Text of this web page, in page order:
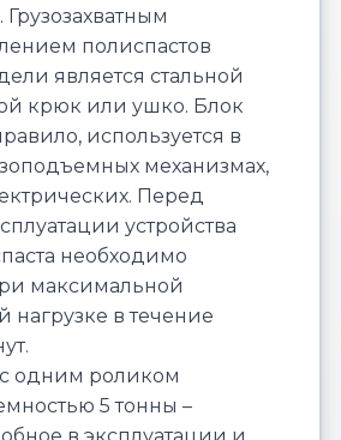
Грузозахватным
полиспастов
является стальной
крюк или ушко. Блок
используется в
механизмах,
Перед
устройства
необходимо
максимальной
нагрузке в течение
одним роликом
5 тонны –